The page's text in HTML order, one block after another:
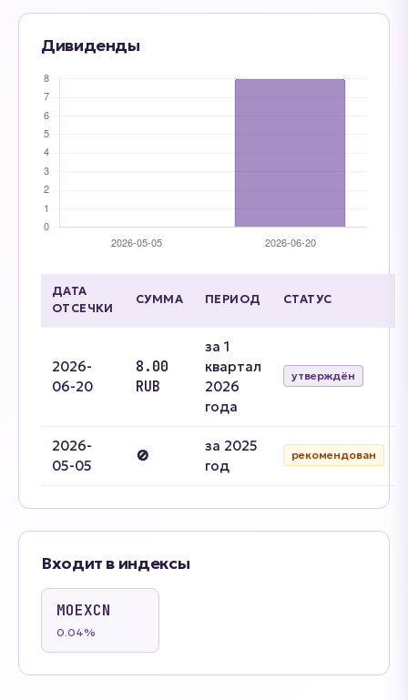
Дивиденды
ДАТА
ОТСЕЧКИ
СУММА ПЕРИОД СТАТУС
2026-
06-20
8.00
RUB
за 1
квартал
2026
года
утверждён
2026-
05-05
🚫
за 2025
год
рекомендован
Входит в индексы
MOEXCN
0.04%